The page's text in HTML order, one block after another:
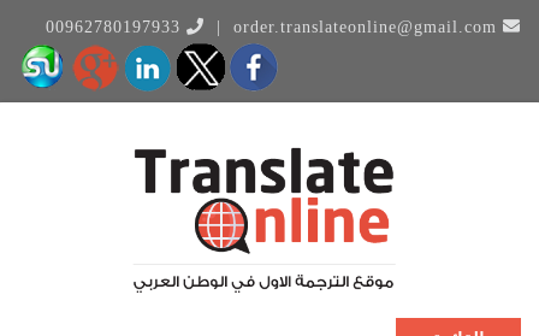
order.translateonline@gmail.com
00962780197933